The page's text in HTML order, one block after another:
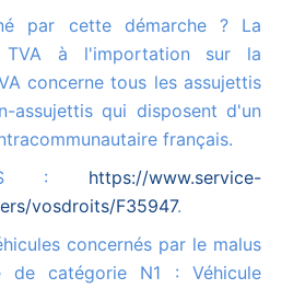
à l'importation sur la
concerne tous les assujettis
assujettis qui disposent d'un
français.
: https://www.service-
vosdroits/F35947.
de catégorie N1 : Véhicule